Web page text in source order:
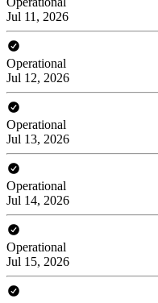
Jul 11, 2026
Operational
Jul 12, 2026
Operational
Jul 13, 2026
Operational
Jul 14, 2026
Operational
Jul 15, 2026